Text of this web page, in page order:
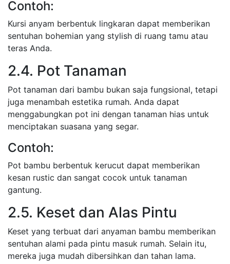
Contoh:
Kursi anyam berbentuk lingkaran dapat memberikan
sentuhan bohemian yang stylish di ruang tamu atau
teras Anda.
2.4. Pot Tanaman
Pot tanaman dari bambu bukan saja fungsional, tetapi
juga menambah estetika rumah. Anda dapat
menggabungkan pot ini dengan tanaman hias untuk
menciptakan suasana yang segar.
Contoh:
Pot bambu berbentuk kerucut dapat memberikan
kesan rustic dan sangat cocok untuk tanaman
gantung.
2.5. Keset dan Alas Pintu
Keset yang terbuat dari anyaman bambu memberikan
sentuhan alami pada pintu masuk rumah. Selain itu,
mereka juga mudah dibersihkan dan tahan lama.